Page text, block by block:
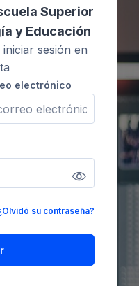
Superior
y Educación
sesión en
electrónico
electrónico
su contraseña?